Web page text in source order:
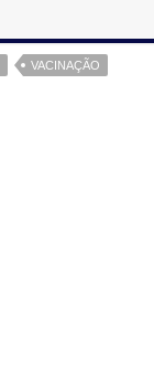
e
VACINAÇÃO